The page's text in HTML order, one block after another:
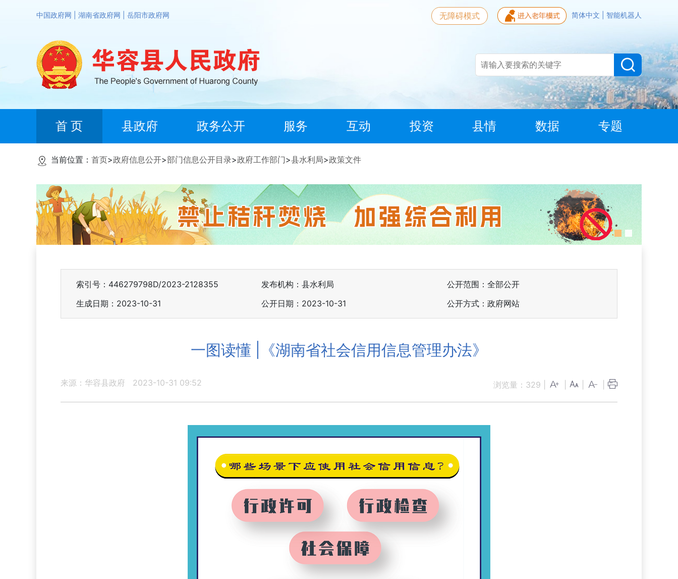
中国政府网 湖南省政府网 岳阳市政府网 简体中文 智能机器人
无障碍模式
首 页 县政府 政务公开 服务 互动 投资 县情 数据 专题
当前位置： 首页>政府信息公开>部门信息公开目录>政府工作部门>县水利局>政策文件
索引号：446279798D/2023-2128355 发布机构：县水利局
公开范围：全部公开
生成日期：2023-10-31
公开日期：2023-10-31 公开方式：政府网站
一图读懂 |《湖南省社会信用信息管理办法》
来源：华容县政府 2023-10-31 09:52 浏览量： 329